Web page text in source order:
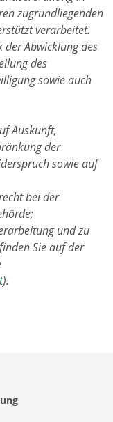
zugrundliegenden
verarbeitet.
der Abwicklung des
des
sowie auch
Auskunft,
der
sowie auf
bei der
und zu
Sie auf der
).